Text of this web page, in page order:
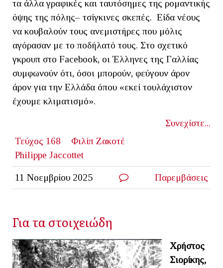
τα άλλα γραφικές και ταυτόσημες της ρομαντικής
όψης της πόλης– τσίγκινες σκεπές. Είδα νέους
να κουβαλούν τους ανεμιστήρες που μόλις
αγόρασαν με το ποδήλατό τους. Στο σχετικό
γκρουπ στο Facebook, οι Έλληνες της Γαλλίας
συμφωνούν ότι, όσοι μπορούν, φεύγουν άρον
άρον για την Ελλάδα όπου «εκεί τουλάχιστον
έχουμε κλιματισμό».
Συνεχίστε...
Τεύχος 168
Φιλίπ Ζακοτέ
Philippe Jaccottet
11 Νοεμβρίου 2025 Παρεμβάσεις
Για τα στοιχειώδη
Χρήστος
Σιορίκης,